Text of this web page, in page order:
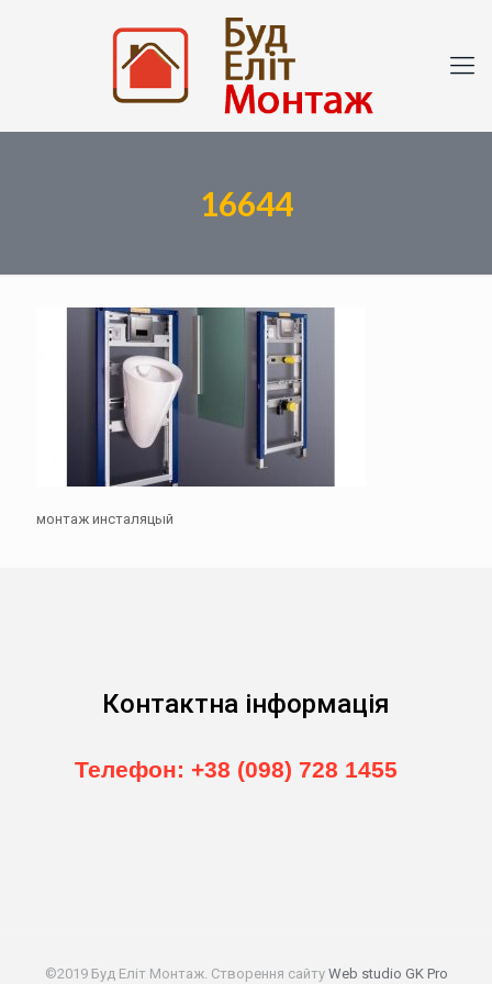
16644
монтаж инсталяцый
Контактна інформація
Телефон: +38 (098) 728 1455
©2019 Буд Еліт Монтаж. Створення сайту Web studio GK Pro